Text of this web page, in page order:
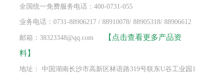
全国统一免费服务电话：400-0731-055
业务电话：0731-88906217 / 88910078/ 88905318/ 88906612
邮箱：38323348@qq.com
【点击查看更多产品资
料】
地址： 中国湖南长沙市高新区林语路319号联东U谷工业园1